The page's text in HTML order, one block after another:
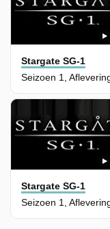
Stargate SG-1
Stargate SG-1